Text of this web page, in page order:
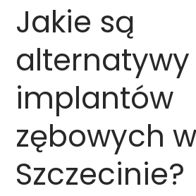
Jakie są
implantów
zębowych w
Szczecinie?